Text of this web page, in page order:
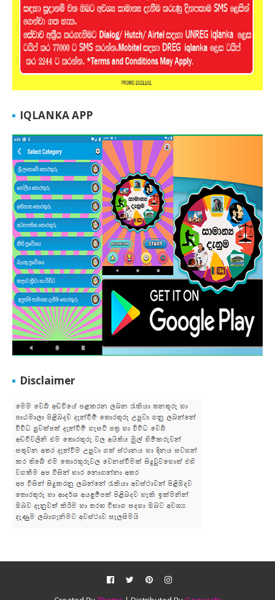
IQLANKA APP
Disclaimer